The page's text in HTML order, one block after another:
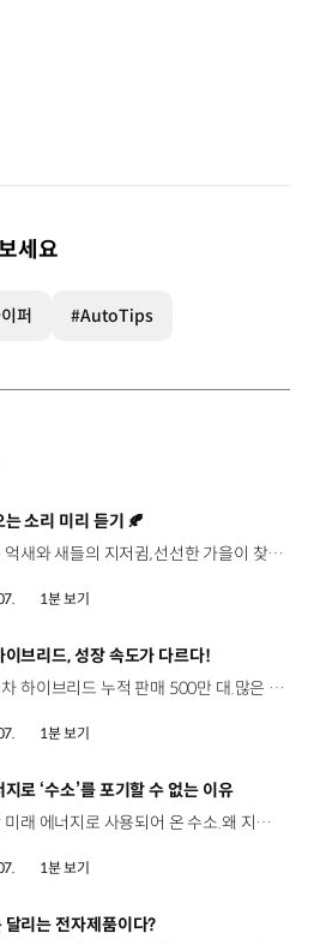
세요
퍼 #AutoTips
는 소리 미리 듣기 🍂
살랑이는 억새와 새들의 지저귐,선선한 가을이 찾아오는 소리. 더 기아 타스만과 함께 계절을 만나보세요. 🎧 *본 영상은 AI를 활용해 제작했습니다. #기아 #더기아타스만 #타스만 #가을 #입추 #Tasman #ASMR
1분 보기
이브리드, 성장 속도가 다르다!
현대자동차 하이브리드 누적 판매 500만 대.많은 운전자들이 선택한 이유는 무엇일까요? 현대진행형 팟캐스트 EP.21에서 확인하세요.📻 #현대자동차그룹 #현대진행형 #모빌리티팟캐스트 #하이브리드 #연료 #미래모빌리티 #모빌리티
1분 보기
로 ‘수소’를 포기할 수 없는 이유
오랫동안 미래 에너지로 사용되어 온 수소.왜 지금까지도 중요한 선택지로 꼽힐까요? 현대진행형 팟캐스트 EP.21에서 확인하세요.📻 #현대자동차그룹 #현대진행형 #모빌리티팟캐스트 #수소전기차 #수소에너지 #연료 #미래모빌리티 #모빌리티
1분 보기
달리는 전자제품이다?